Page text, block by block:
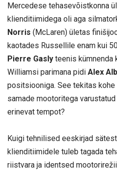
Mercedese tehasevõistkonna
klienditiimidega oli aga
Norris (McLaren) ületas
kaotades Russellile enam kui
Pierre Gasly teenis kümnenda
Williamsi parimana pidi Alex
positsiooniga. See tekitas kohe
samade mootoritega
erinevat tempot?
Kuigi tehnilised eeskirjad
klienditiimidele tuleb tagada
riistvara ja identsed